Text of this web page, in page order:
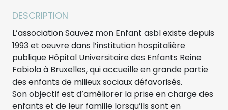
DESCRIPTION
L’association Sauvez mon Enfant asbl existe depuis
1993 et oeuvre dans l’institution hospitalière
publique Hôpital Universitaire des Enfants Reine
Fabiola à Bruxelles, qui accueille en grande partie
des enfants de milieux sociaux défavorisés.
Son objectif est d’améliorer la prise en charge des
enfants et de leur famille lorsqu’ils sont en